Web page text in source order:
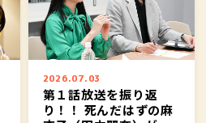
2026.07.03
第１話放送を振り返
り！！ 死んだはずの麻